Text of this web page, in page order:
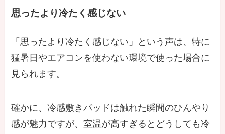
思ったより冷たく感じない
「思ったより冷たく感じない」という声は、特に
猛暑日やエアコンを使わない環境で使った場合に
見られます。
確かに、冷感敷きパッドは触れた瞬間のひんやり
感が魅力ですが、室温が高すぎるとどうしても冷